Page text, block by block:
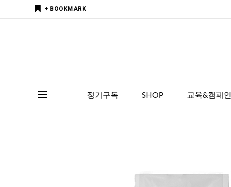
+ BOOKMARK
정기구독 SHOP 교육&캠페인